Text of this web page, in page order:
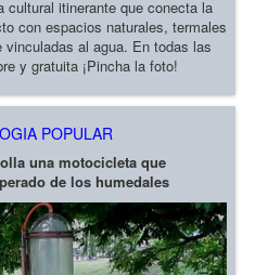
cultural itinerante que conecta la
con espacios naturales, termales
al agua. En todas las
y gratuita ¡Pincha la foto!
POPULAR
una motocicleta que
de los humedales